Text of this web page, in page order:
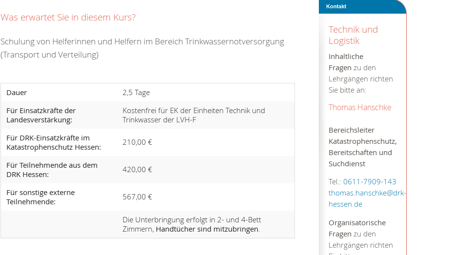
Technik und
Logistik
Inhaltliche
Fragen zu den
Lehrgängen richten
Sie bitte an:
Thomas Hanschke
Bereichsleiter
Katastrophenschutz,
Bereitschaften und
Suchdienst
Tel.: 0611-7909-143
thomas.hanschke@drk-
hessen.de
Organisatorische
Fragen zu den
Lehrgängen richten
Was erwartet Sie in diesem Kurs?
Schulung von Helferinnen und Helfern im Bereich Trinkwassernotversorgung
(Transport und Verteilung)
Dauer
2,5 Tage
Für Einsatzkräfte der
Landesverstärkung:
Kostenfrei für EK der Einheiten Technik und
Trinkwasser der LVH-F
Für DRK-Einsatzkräfte im
Katastrophenschutz Hessen:
210,00 €
Für Teilnehmende aus dem
DRK Hessen:
420,00 €
Für sonstige externe
Teilnehmende:
567,00 €
Die Unterbringung erfolgt in 2- und 4-Bett
Zimmern, Handtücher sind mitzubringen